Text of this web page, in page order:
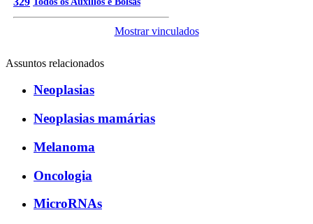
Mostrar vinculados
Assuntos relacionados
Neoplasias
Neoplasias mamárias
Melanoma
Oncologia
MicroRNAs